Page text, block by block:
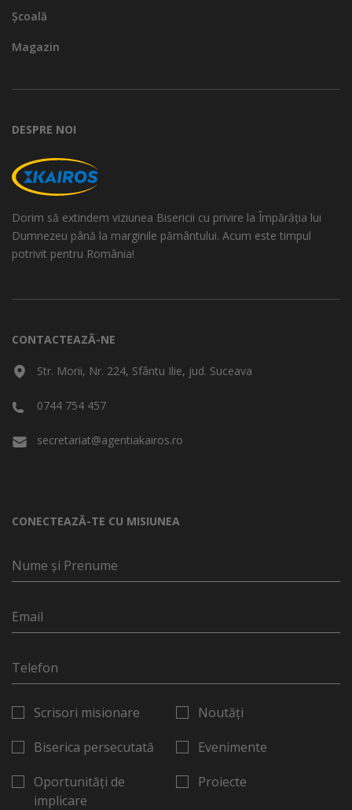
Școală
Magazin
DESPRE NOI
Dorim să extindem viziunea Bisericii cu privire la Împărăția lui
Dumnezeu până la marginile pământului. Acum este timpul
potrivit pentru România!
CONTACTEAZĂ-NE
Str. Morii, Nr. 224, Sfântu Ilie, jud. Suceava
0744 754 457
secretariat@agentiakairos.ro
CONECTEAZĂ-TE CU MISIUNEA
Scrisori misionare
Biserica persecutată
Oportunități de
implicare
Noutăți
Evenimente
Proiecte